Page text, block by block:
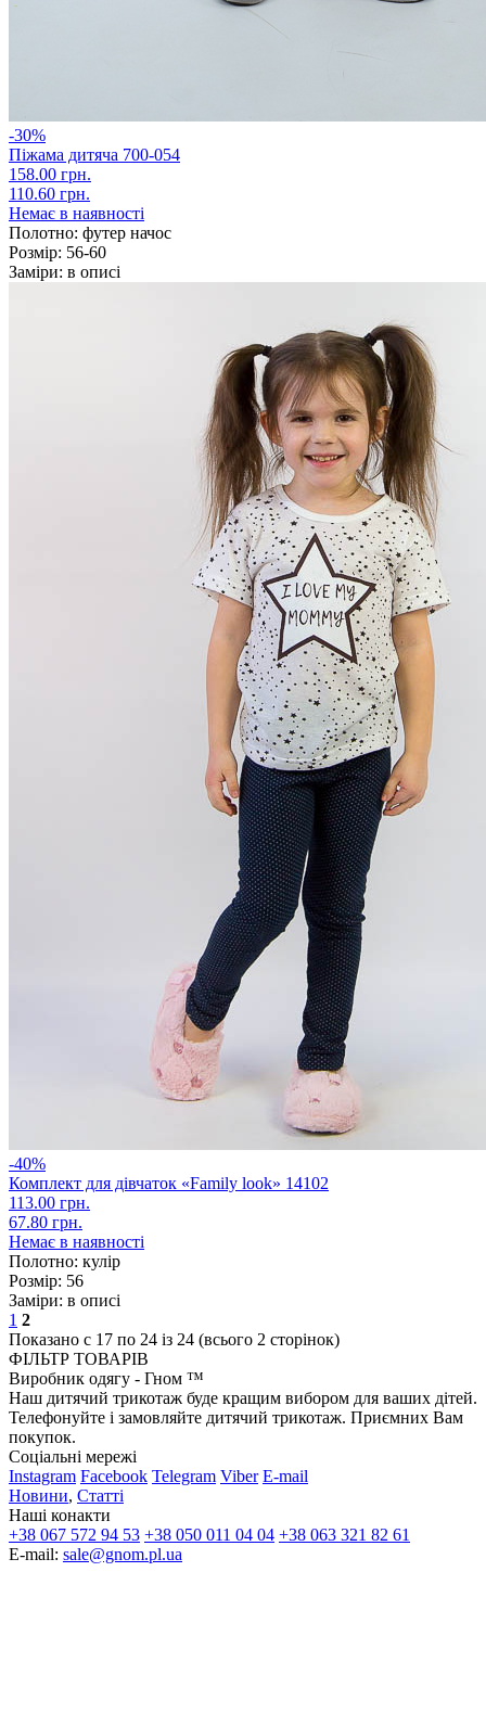
-30%
Піжама дитяча 700-054
158.00 грн.
110.60 грн.
Немає в наявності
Полотно: футер начос
Розмір: 56-60
Заміри: в описі
-40%
Комплект для дівчаток «Family look» 14102
113.00 грн.
67.80 грн.
Немає в наявності
Полотно: кулір
Розмір: 56
Заміри: в описі
1 2
Показано с 17 по 24 із 24 (всього 2 сторінок)
ФІЛЬТР ТОВАРІВ
Виробник одягу - Гном ™
Наш дитячий трикотаж буде кращим вибором для ваших дітей.
Телефонуйте і замовляйте дитячий трикотаж. Приємних Вам
покупок.
Соціальні мережі
Instagram Facebook Telegram Viber E-mail
Новини, Статті
Наші конакти
+38 067 572 94 53 +38 050 011 04 04 +38 063 321 82 61
E-mail: sale@gnom.pl.ua